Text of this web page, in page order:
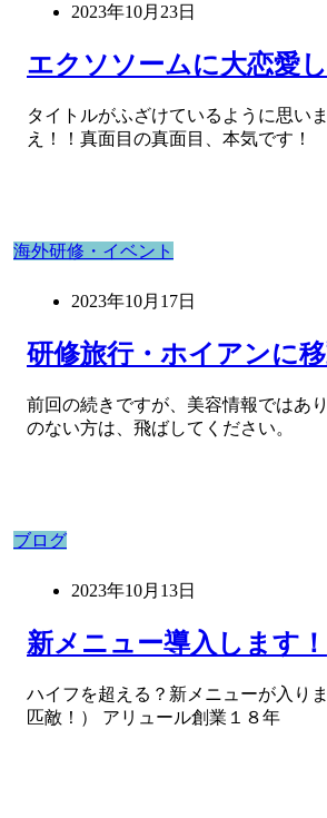
2023年10月23日
エクソソームに大恋愛
タイトルがふざけているように思い
え！！真面目の真面目、本気です！
海外研修・イベント
2023年10月17日
研修旅行・ホイアンに
前回の続きですが、美容情報ではあ
のない方は、飛ばしてください。
ブログ
2023年10月13日
新メニュー導入します！
ハイフを超える？新メニューが入り
匹敵！） アリュール創業１８年